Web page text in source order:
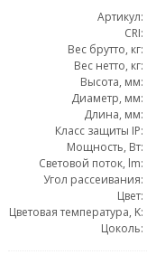
Артикул:
CRI:
Вес брутто, кг:
Вес нетто, кг:
Высота, мм:
Диаметр, мм:
Длина, мм:
Класс защиты IP:
Мощность, Вт:
Световой поток, lm:
Угол рассеивания:
Цвет:
Цветовая температура, K:
Цоколь: